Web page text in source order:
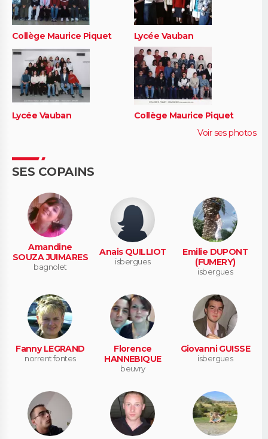
Collège Maurice Piquet Lycée Vauban
Lycée Vauban
Collège Maurice Piquet
Voir ses photos
SES COPAINS
Amandine
SOUZA JUIMARES
bagnolet
Anais QUILLIOT
isbergues
Emilie DUPONT
(FUMERY)
isbergues
Fanny LEGRAND
norrent fontes
Florence
HANNEBIQUE
beuvry
Giovanni GUISSE
isbergues